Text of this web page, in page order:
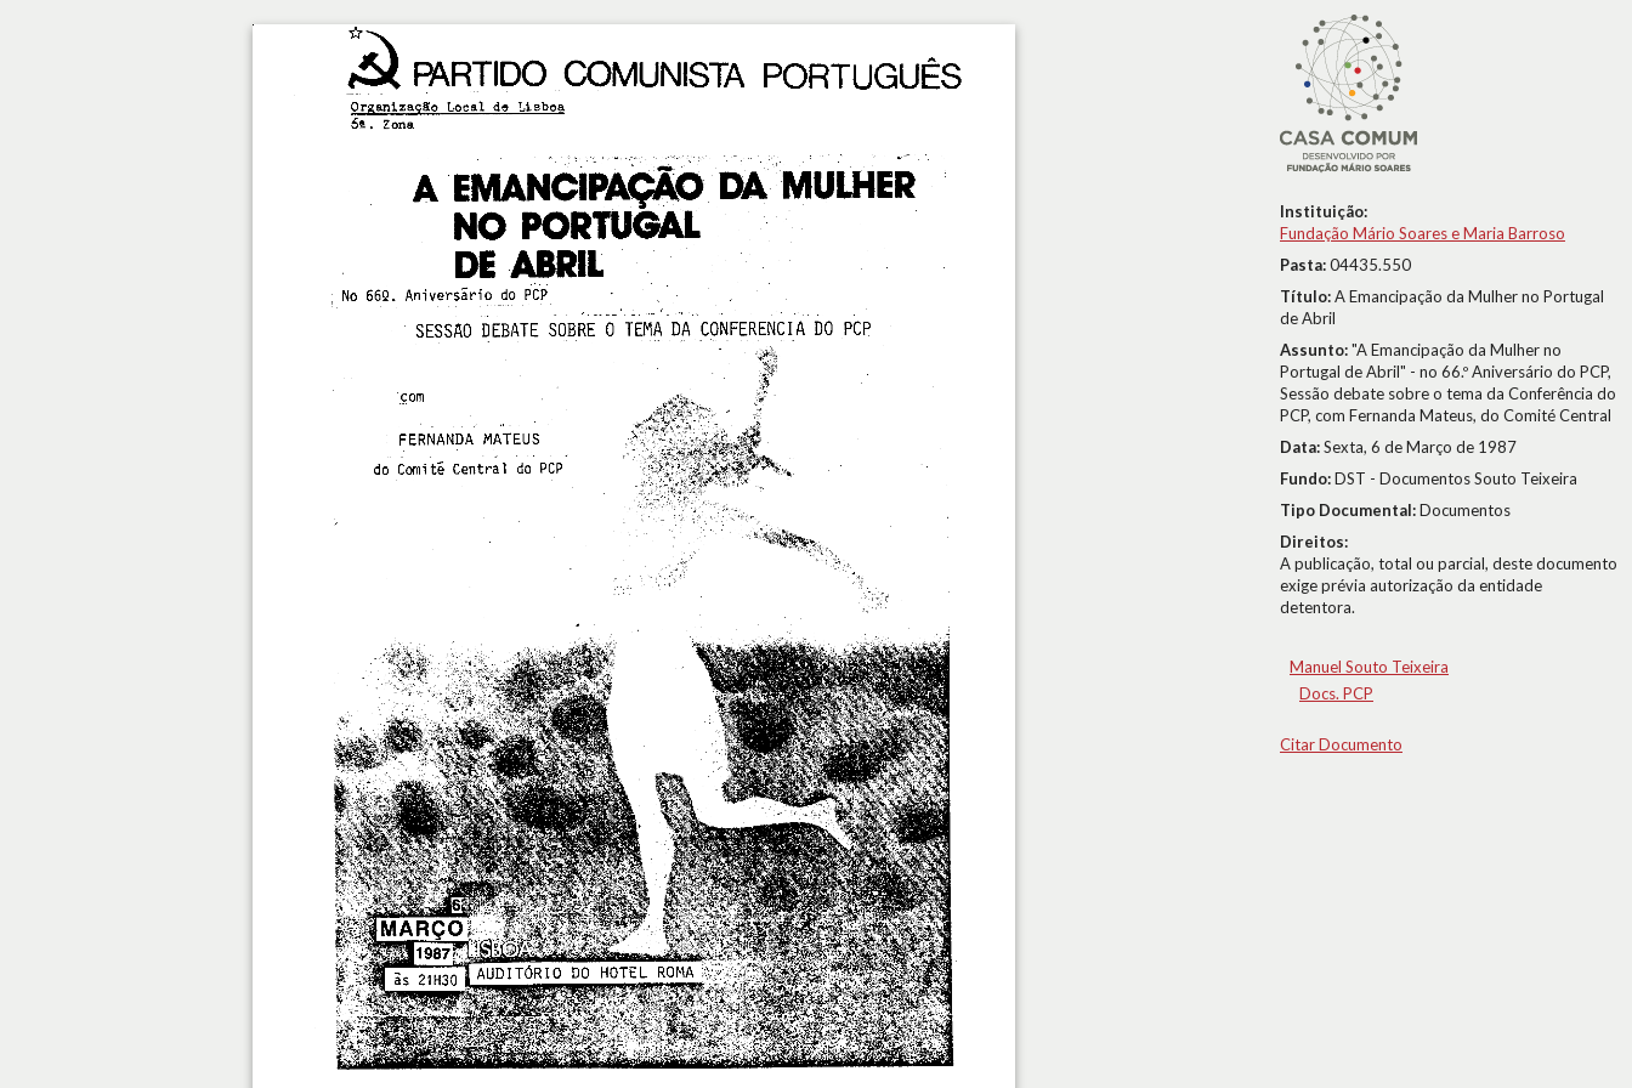
Instituição:
Fundação Mário Soares e Maria Barroso
Pasta:04435.550
Título:A Emancipação da Mulher no Portugal
de Abril
Assunto:"A Emancipação da Mulher no
Portugal de Abril" - no 66.º Aniversário do PCP,
Sessão debate sobre o tema da Conferência do
PCP, com Fernanda Mateus, do Comité Central
Data:Sexta, 6 de Março de 1987
Fundo:DST - Documentos Souto Teixeira
Tipo Documental:Documentos
Direitos:
A publicação, total ou parcial, deste documento
exige prévia autorização da entidade
detentora.
Manuel Souto Teixeira
Docs. PCP
Citar Documento